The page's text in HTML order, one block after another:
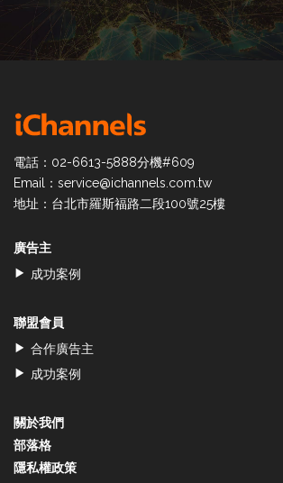
電話：02-6613-5888分機#609
Email： service@ichannels.com.tw
地址：台北市羅斯福路二段100號25樓
廣告主
成功案例
聯盟會員
合作廣告主
成功案例
關於我們
部落格
隱私權政策